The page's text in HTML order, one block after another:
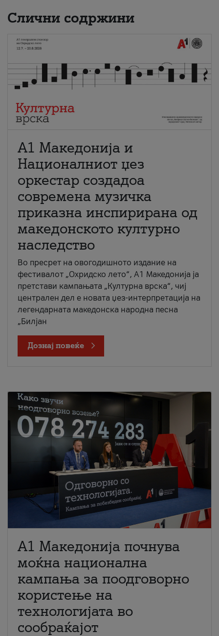
Слични содржини
А1 Македонија и
Националниот џез
оркестар создадоа
современа музичка
приказна инспирирана од
македонското културно
наследство
Во пресрет на овогодишното издание на
фестивалот „Охридско лето“, А1 Македонија ја
претстави кампањата „Културна врска“, чиј
централен дел е новата џез-интерпретација на
легендарната македонска народна песна
„Билјан
Дознај повеќе
A1 Македонија почнува
моќна национална
кампања за поодговорно
користење на
технологијата во
сообраќајот